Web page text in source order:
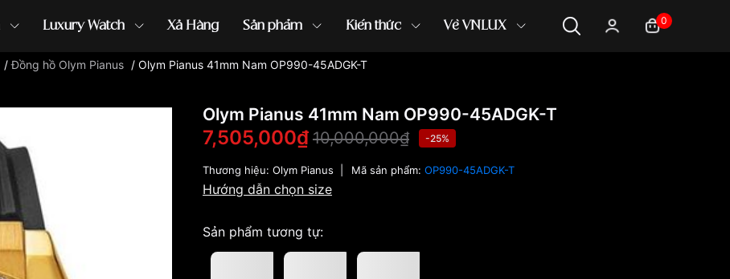
Luxury Watch Xả Hàng Sản phẩm Kiến thức Về VNLUX 0
đồng hồ G-Shock đồng hồ Orient ...
/Đồng hồ Olym Pianus / Olym Pianus 41mm Nam OP990-45ADGK-T
Olym Pianus 41mm Nam OP990-45ADGK-T
7,505,000₫ 10,000,000₫ -25%
Thương hiệu: Olym Pianus Mã sản phẩm: OP990-45ADGK-T
Hướng dẫn chọn size
Sản phẩm tương tự: